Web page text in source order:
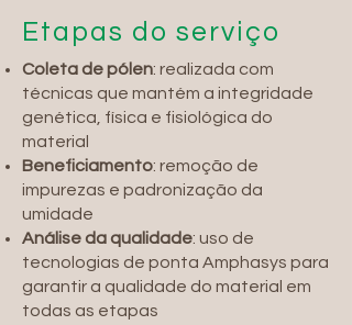
Etapas do serviço
Coleta de pólen: realizada com
técnicas que mantém a integridade
genética, física e fisiológica do
material
Beneficiamento: remoção de
impurezas e padronização da
umidade
Análise da qualidade: uso de
tecnologias de ponta Amphasys para
garantir a qualidade do material em
todas as etapas